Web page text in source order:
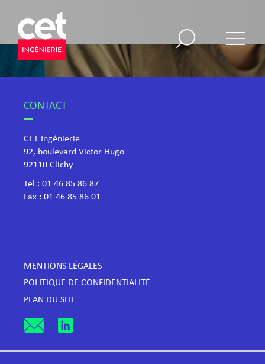
CONTACT
CET Ingénierie
92, boulevard Victor Hugo
​92110 Clichy
Tel : 01 46 85 86 87
Fax : 01 46 85 86 01
MENTIONS LÉGALES
POLITIQUE DE CONFIDENTIALITÉ
PLAN DU SITE